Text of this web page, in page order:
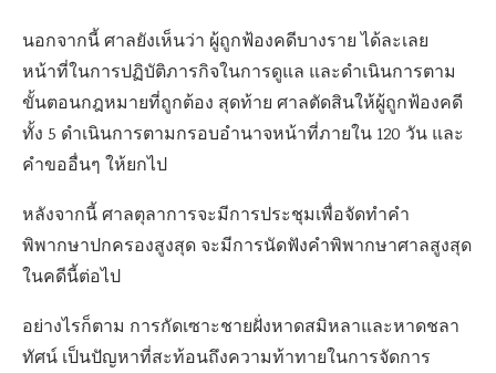
นอกจากนี้ ศาลยังเห็นว่า ผู้ถูกฟ้องคดีบางราย ได้ละเลย
หน้าที่ในการปฏิบัติภารกิจในการดูแล และดำเนินการตาม
ขั้นตอนกฎหมายที่ถูกต้อง สุดท้าย ศาลตัดสินให้ผู้ถูกฟ้องคดี
ทั้ง 5 ดำเนินการตามกรอบอำนาจหน้าที่ภายใน 120 วัน และ
คำขออื่นๆ ให้ยกไป
หลังจากนี้ ศาลตุลาการจะมีการประชุมเพื่อจัดทำคำ
พิพากษาปกครองสูงสุด จะมีการนัดฟังคำพิพากษาศาลสูงสุด
ในคดีนี้ต่อไป
อย่างไรก็ตาม การกัดเซาะชายฝั่งหาดสมิหลาและหาดชลา
ทัศน์ เป็นปัญหาที่สะท้อนถึงความท้าทายในการจัดการ